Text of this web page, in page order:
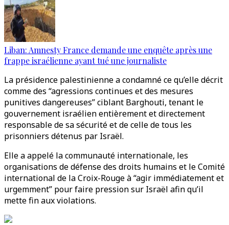
Liban: Amnesty France demande une enquête après une
frappe israélienne ayant tué une journaliste
La présidence palestinienne a condamné ce qu’elle décrit
comme des “agressions continues et des mesures
punitives dangereuses” ciblant Barghouti, tenant le
gouvernement israélien entièrement et directement
responsable de sa sécurité et de celle de tous les
prisonniers détenus par Israël.
Elle a appelé la communauté internationale, les
organisations de défense des droits humains et le Comité
international de la Croix-Rouge à “agir immédiatement et
urgemment” pour faire pression sur Israël afin qu’il
mette fin aux violations.